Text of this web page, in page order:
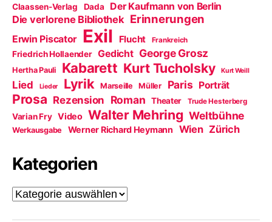
Claassen-Verlag Dada Der Kaufmann von Berlin
Die verlorene Bibliothek Erinnerungen
Erwin Piscator Exil Flucht Frankreich
Friedrich Hollaender Gedicht George Grosz
Hertha Pauli Kabarett Kurt Tucholsky Kurt Weill
Lied Lieder Lyrik Marseille Müller Paris Porträt
Prosa Rezension Roman Theater Trude Hesterberg
Varian Fry Video Walter Mehring Weltbühne
Werkausgabe Werner Richard Heymann Wien Zürich
Kategorien
Kategorien